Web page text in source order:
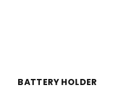
BATTERY HOLDER